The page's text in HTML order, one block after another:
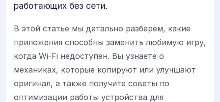
работающих без сети.
В этой статье мы детально разберем, какие
приложения способны заменить любимую игру,
когда Wi-Fi недоступен. Вы узнаете о
механиках, которые копируют или улучшают
оригинал, а также получите советы по
оптимизации работы устройства для